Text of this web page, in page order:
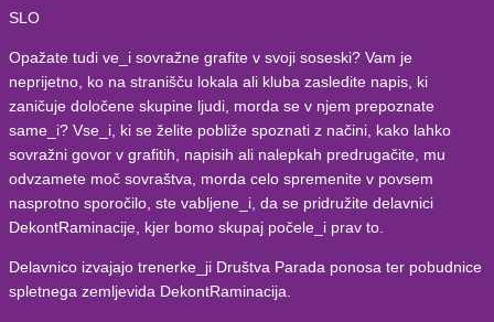
SLO
Opažate tudi ve_i sovražne grafite v svoji soseski? Vam je
neprijetno, ko na stranišču lokala ali kluba zasledite napis, ki
zaničuje določene skupine ljudi, morda se v njem prepoznate
same_i? Vse_i, ki se želite pobliže spoznati z načini, kako lahko
sovražni govor v grafitih, napisih ali nalepkah predrugačite, mu
odvzamete moč sovraštva, morda celo spremenite v povsem
nasprotno sporočilo, ste vabljene_i, da se pridružite delavnici
DekontRaminacije, kjer bomo skupaj počele_i prav to.
Delavnico izvajajo trenerke_ji Društva Parada ponosa ter pobudnice
spletnega zemljevida DekontRaminacija.